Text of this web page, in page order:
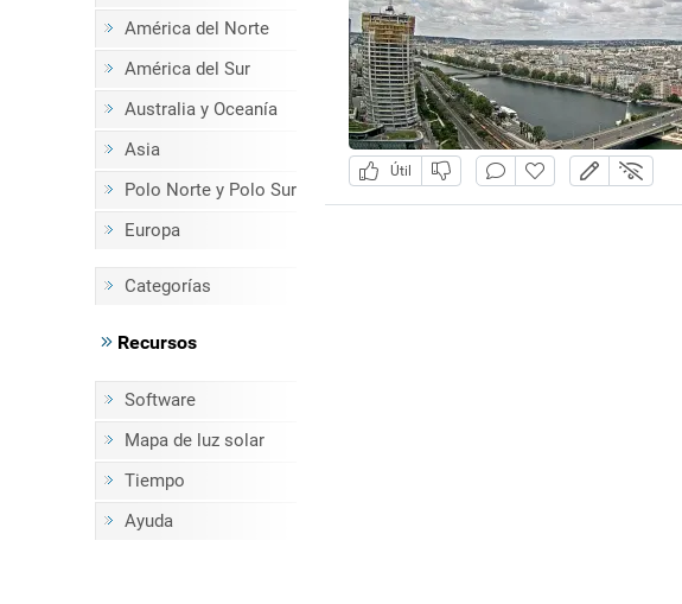
América del Norte
América del Sur
Australia y Oceanía
Asia
Polo Norte y Polo Sur
Europa
Categorías
Recursos
Software
Mapa de luz solar
Tiempo
Ayuda
Útil